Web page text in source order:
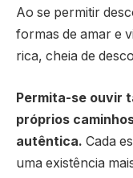
Ao se permitir
formas de amar e
rica, cheia de
Permita-se ouvir
próprios
autêntica. Cada
uma existência